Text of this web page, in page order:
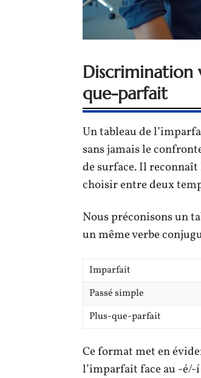
Discrimination
que-parfait
Un tableau de
sans jamais le
de surface. Il reconnaît
choisir entre deux
Nous préconisons un
un même verbe
Imparfait
Passé simple
Plus-que-parfait
Ce format met en
l’imparfait face au -